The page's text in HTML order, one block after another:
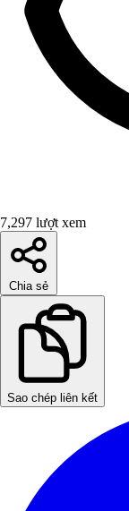
7,297 lượt xem
Chia sẻ
Sao chép liên kết